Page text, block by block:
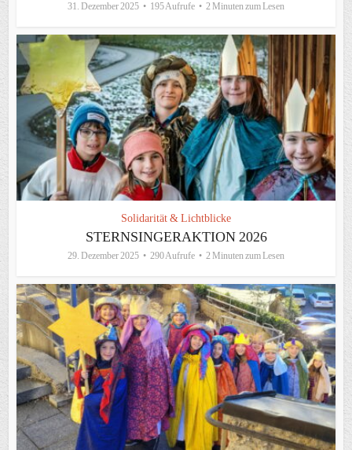
31. Dezember 2025 195 Aufrufe 2 Minuten zum Lesen
Solidarität & Lichtblicke
STERNSINGERAKTION 2026
29. Dezember 2025 290 Aufrufe 2 Minuten zum Lesen